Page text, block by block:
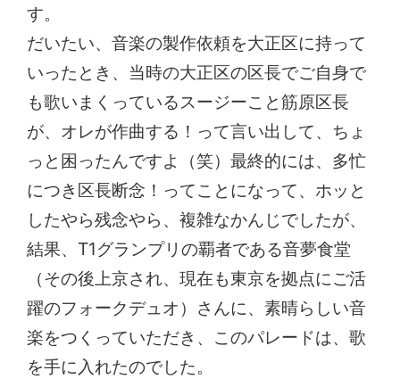
す。
だいたい、音楽の製作依頼を大正区に持って
いったとき、当時の大正区の区長でご自身で
も歌いまくっているスージーこと筋原区長
が、オレが作曲する！って言い出して、ちょ
っと困ったんですよ（笑）最終的には、多忙
につき区長断念！ってことになって、ホッと
したやら残念やら、複雑なかんじでしたが、
結果、T1グランプリの覇者である音夢食堂
（その後上京され、現在も東京を拠点にご活
躍のフォークデュオ）さんに、素晴らしい音
楽をつくっていただき、このパレードは、歌
を手に入れたのでした。